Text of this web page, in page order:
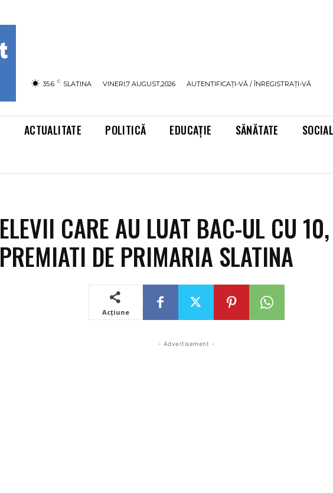
35.6 C SLATINA VINERI,7 AUGUST,2026 AUTENTIFICAȚI-VĂ / ÎNREGISTRAȚI-VĂ
ACTUALITATE POLITICĂ EDUCAȚIE SĂNĂTATE SOCIAL
ELEVII CARE AU LUAT BAC-UL CU 10,
PREMIATI DE PRIMARIA SLATINA
Acțiune
- Advertisement -